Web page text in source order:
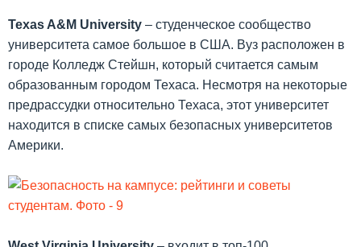
Texas A& M University – студенческое сообщество
университета самое большое в США. Вуз расположен в
городе Колледж Стейшн, который считается самым
образованным городом Техаса. Несмотря на некоторые
предрассудки относительно Техаса, этот университет
находится в списке самых безопасных университетов
Америки.